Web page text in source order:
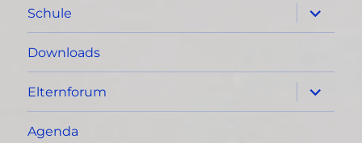
Schule
öffnen
Downloads
Elternforum
öffnen
Agenda